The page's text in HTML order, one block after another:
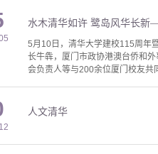
水木清华如许 鹭岛风华长新
5月10日，清华大学建校115周年
长牛犇，厦门市政协港澳台侨和
会负责人等与200余位厦门校友共
人文清华